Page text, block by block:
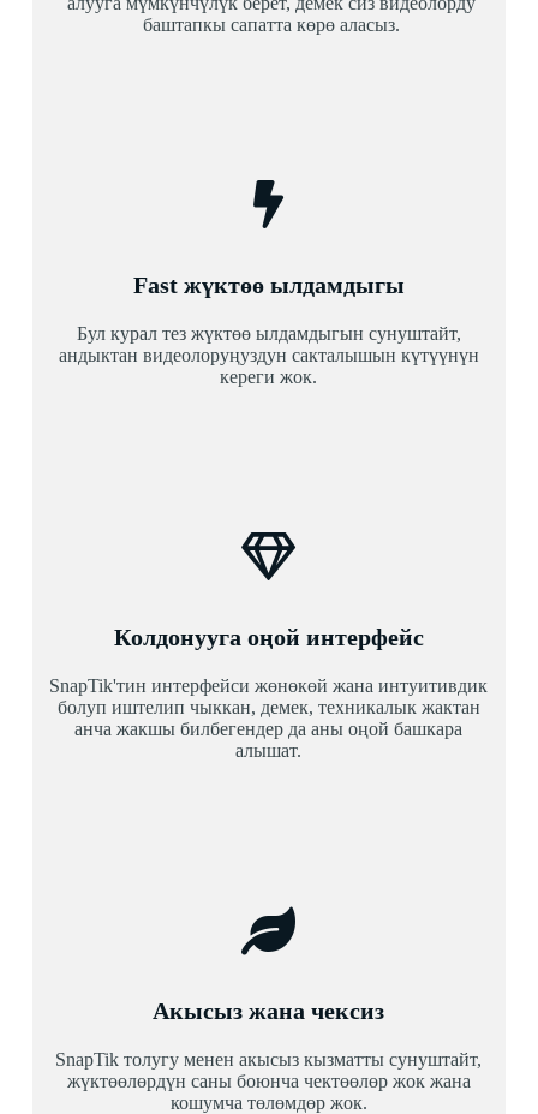
баштапкы сапатта көрө аласыз.
Fast жүктөө ылдамдыгы
Бул курал тез жүктөө ылдамдыгын сунуштайт,
андыктан видеолоруңуздун сакталышын күтүүнүн
кереги жок.
Колдонууга оңой интерфейс
SnapTik'тин интерфейси жөнөкөй жана интуитивдик
болуп иштелип чыккан, демек, техникалык жактан
анча жакшы билбегендер да аны оңой башкара
алышат.
Акысыз жана чексиз
SnapTik толугу менен акысыз кызматты сунуштайт,
жүктөөлөрдүн саны боюнча чектөөлөр жок жана
кошумча төлөмдөр жок.